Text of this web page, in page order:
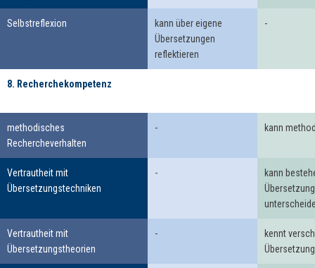
Selbstreflexion
kann über eigene
Übersetzungen
reflektieren
-
8. Recherchekompetenz
methodisches
Rechercheverhalten
- kann
Vertrautheit mit
Übersetzungstechniken
-
kann
Vertrautheit mit
Übersetzungstheorien
-
kennt
8.
Recherchekompetenz